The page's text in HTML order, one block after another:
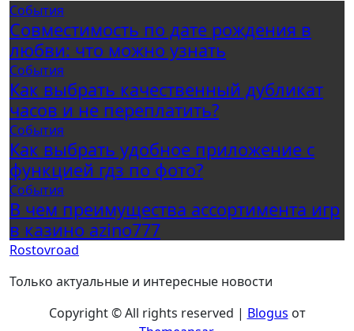
События
Совместимость по дате рождения в
любви: что можно узнать
События
Как выбрать качественный дубликат
часов и не переплатить?
События
Как выбрать удобное приложение с
функцией гдз по фото?
События
В чем преимущества ассортимента игр
в казино azino777
Rostovroad
Только актуальные и интересные новости
Copyright © All rights reserved | Blogus от